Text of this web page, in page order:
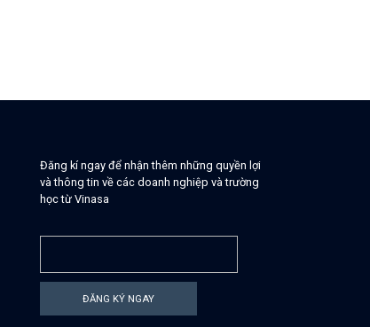
Đăng kí ngay để nhận thêm những quyền lợi
và thông tin về các doanh nghiệp và trường
học từ Vinasa
ĐĂNG KÝ NGAY